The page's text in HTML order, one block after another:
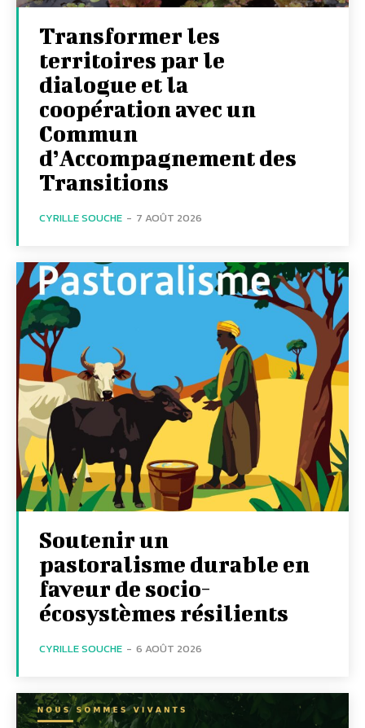
Transformer les
territoires par le
dialogue et la
coopération avec un
Commun
d’Accompagnement des
Transitions
CYRILLE SOUCHE - 7 AOÛT 2026
Soutenir un
pastoralisme durable en
faveur de socio-
écosystèmes résilients
CYRILLE SOUCHE - 6 AOÛT 2026